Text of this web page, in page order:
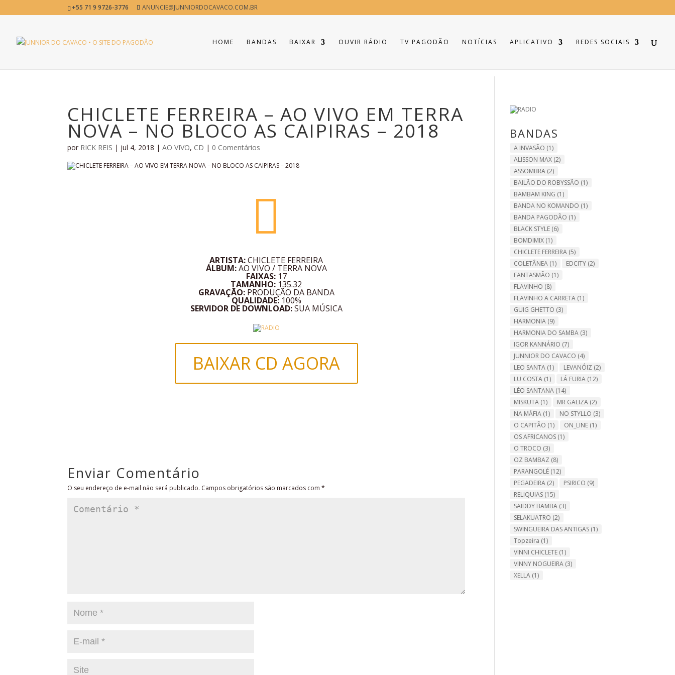
+55 71 9 9726-3776 ANUNCIE@JUNNIORDOCAVACO.COM.BR
HOME BANDAS BAIXAR OUVIR RÁDIO TV PAGODÃO NOTÍCIAS APLICATIVO REDES SOCIAIS
CHICLETE FERREIRA – AO VIVO EM TERRA
NOVA – NO BLOCO AS CAIPIRAS – 2018
por RICK REIS | jul 4, 2018 |AO VIVO, CD | 0 Comentários

ARTISTA:CHICLETE FERREIRA
ÁLBUM:AO VIVO / TERRA NOVA
FAIXAS: 17
TAMANHO: 135.32
GRAVAÇÃO: PRODUÇÃO DA BANDA
QUALIDADE: 100%
SERVIDOR DE DOWNLOAD:SUA MÚSICA
BAIXAR CD AGORA
Enviar Comentário
O seu endereço de e-mail não será publicado. Campos obrigatórios são marcados com*
BANDAS
A INVASÃO (1)
ALISSON MAX (2)
ASSOMBRA (2)
BAILÃO DO ROBYSSÃO (1)
BAMBAM KING (1)
BANDA NO KOMANDO (1)
BANDA PAGODÃO (1)
BLACK STYLE (6)
BOMDIMIX (1)
CHICLETE FERREIRA (5)
COLETÂNEA (1) EDCITY (2)
FANTASMÃO (1)
FLAVINHO (8)
FLAVINHO A CARRETA (1)
GUIG GHETTO (3)
HARMONIA (9)
HARMONIA DO SAMBA (3)
IGOR KANNÁRIO (7)
JUNNIOR DO CAVACO (4)
LEO SANTA (1) LEVANÓIZ (2)
LU COSTA (1) LÁ FURIA (12)
LÉO SANTANA (14)
MISKUTA (1) MR GALIZA (2)
NA MÁFIA (1) NO STYLLO (3)
O CAPITÃO (1) ON_LINE (1)
OS AFRICANOS (1)
O TROCO (3)
OZ BAMBAZ (8)
PARANGOLÉ (12)
PEGADEIRA (2) PSIRICO (9)
RELIQUIAS (15)
SAIDDY BAMBA (3)
SELAKUATRO (2)
SWINGUEIRA DAS ANTIGAS (1)
Topzeira (1)
VINNI CHICLETE (1)
VINNY NOGUEIRA (3)
XELLA (1)